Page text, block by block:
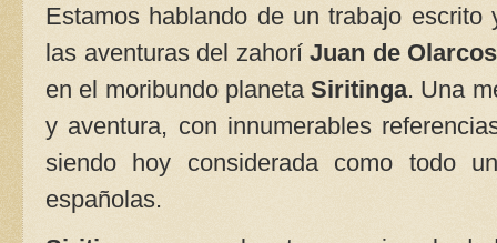
Estamos hablando de un trabajo
las aventuras del zahorí Juan de Olarcos
en el moribundo planetaSiritinga. Una
y aventura, con innumerables
siendo hoy considerada como todo
españolas.